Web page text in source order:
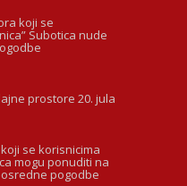
koji se
Subotica nude
prostore 20. jula
se korisnicima
mogu ponuditi na
pogodbe